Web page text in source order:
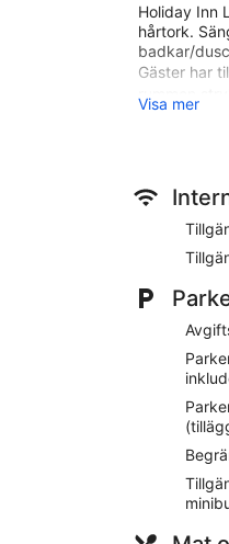
Holiday Inn
hårtork.
badkar/
Gäster har
rummen
begäran.
Holiday Inn
mindre än
ståtar med
Här hittar
nåt gott
helger
Din 55-
sängar har
strykjärn/
På boendet
På Holiday
Visa mer